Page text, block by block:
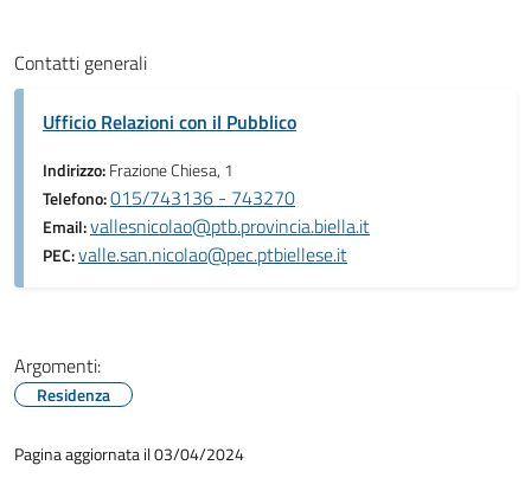
Contatti generali
Ufficio Relazioni con il Pubblico
Indirizzo:Frazione Chiesa, 1
Telefono:015/743136 - 743270
Email:vallesnicolao@ptb.provincia.biella.it
PEC:valle.san.nicolao@pec.ptbiellese.it
Argomenti:
Residenza
Pagina aggiornata il 03/04/2024